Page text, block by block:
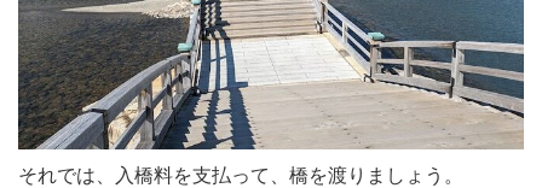
それでは、入橋料を支払って、橋を渡りましょう。